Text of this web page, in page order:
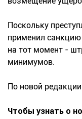
Поскольку
применил санкцию
на тот момент -
минимумов.
По новой
Чтобы узнать о